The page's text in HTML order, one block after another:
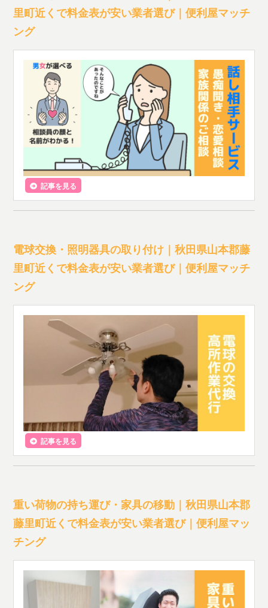
里町近くで料金表が安い業者選び｜便利屋マッチ
ング
記事を見る
電球交換・照明器具の取り付け｜秋田県山本郡藤
里町近くで料金表が安い業者選び｜便利屋マッチ
ング
記事を見る
重い荷物の持ち運び・家具の移動｜秋田県山本郡
藤里町近くで料金表が安い業者選び｜便利屋マッ
チング